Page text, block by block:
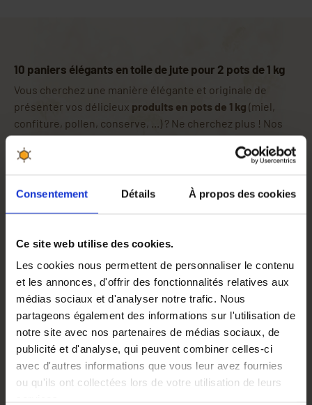
Consentement Détails À propos des cookies
Ce site web utilise des cookies.
Les cookies nous permettent de personnaliser le contenu
et les annonces, d'offrir des fonctionnalités relatives aux
médias sociaux et d'analyser notre trafic. Nous
partageons également des informations sur l'utilisation de
notre site avec nos partenaires de médias sociaux, de
publicité et d'analyse, qui peuvent combiner celles-ci
avec d'autres informations que vous leur avez fournies
ou qu'ils ont collectées lors de votre utilisation de leurs
10 paniers élégants en toile de jute pour 2 pots de 1 kg
Vous cherchez une manière élégante et originale de
présenter vos délicieux produits en pots de 1 kg (miel,
confiture, pollen, conserve, ...) ? Ne cherchez plus ! Nos
paniers en toile de jutesont spécialement conçus pour
sublimer et mettre en valeur vos préparations.
permettant d'exposer et de protéger vos produits tout en
offrant un aperçu alléchant de leur contenu. Les
de raffinement à l'ensemble, facilitant également le
transport.
Vendus parlots de 10, ces paniers en toile de jute d'une
capacité de2 pots de 1kgsont idéaux pour créer des
cadeaux "dégustation" uniques et personnalisés.
Surprenez vos proches ou vos clients avec unemballage
authentique et écologiquequi saura marquer les esprits
et valoriser votre savoir-faire.